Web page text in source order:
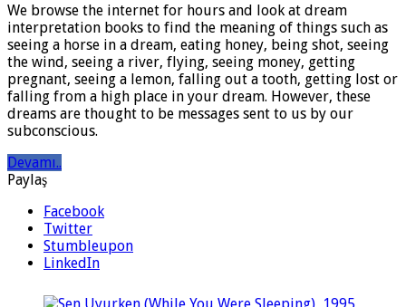
We browse the internet for hours and look at dream
interpretation books to find the meaning of things such as
seeing a horse in a dream, eating honey, being shot, seeing
the wind, seeing a river, flying, seeing money, getting
pregnant, seeing a lemon, falling out a tooth, getting lost or
falling from a high place in your dream. However, these
dreams are thought to be messages sent to us by our
subconscious.
Devamı..
Paylaş
Facebook
Twitter
Stumbleupon
LinkedIn